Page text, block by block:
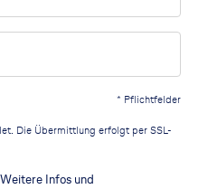
* Pflichtfelder
Die Übermittlung erfolgt per SSL-
Infos und